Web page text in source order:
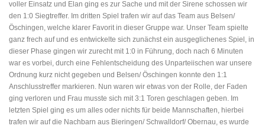
voller Einsatz und Elan ging es zur Sache und mit der Sirene schossen wir
den 1:0 Siegtreffer. Im dritten Spiel trafen wir auf das Team aus Belsen/
Öschingen, welche klarer Favorit in dieser Gruppe war. Unser Team spielte
ganz frech auf und es entwickelte sich zunächst ein ausgeglichenes Spiel, in
dieser Phase gingen wir zurecht mit 1:0 in Führung, doch nach 6 Minuten
war es vorbei, durch eine Fehlentscheidung des Unparteiischen war unsere
Ordnung kurz nicht gegeben und Belsen/ Öschingen konnte den 1:1
Anschlusstreffer markieren. Nun waren wir etwas von der Rolle, der Faden
ging verloren und Frau musste sich mit 3:1 Toren geschlagen geben. Im
letzten Spiel ging es um alles oder nichts für beide Mannschaften, hierbei
trafen wir auf die Nachbarn aus Bieringen/ Schwalldorf/ Obernau, es wurde